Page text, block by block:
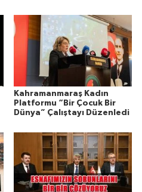
Kahramanmaraş Kadın
Platformu “Bir Çocuk Bir
Dünya” Çalıştayı Düzenledi